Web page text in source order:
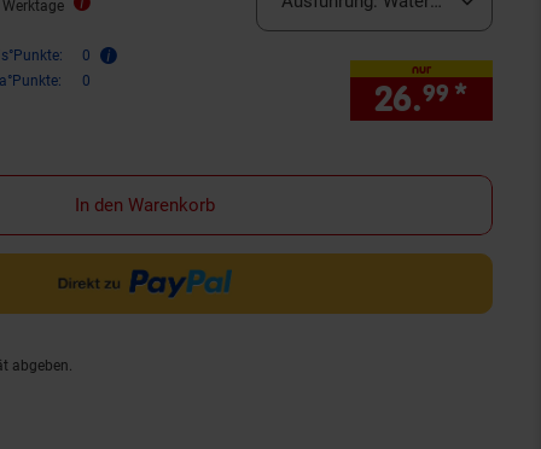
0
0
nur
26.99 *
In den Warenkorb
abgeben.